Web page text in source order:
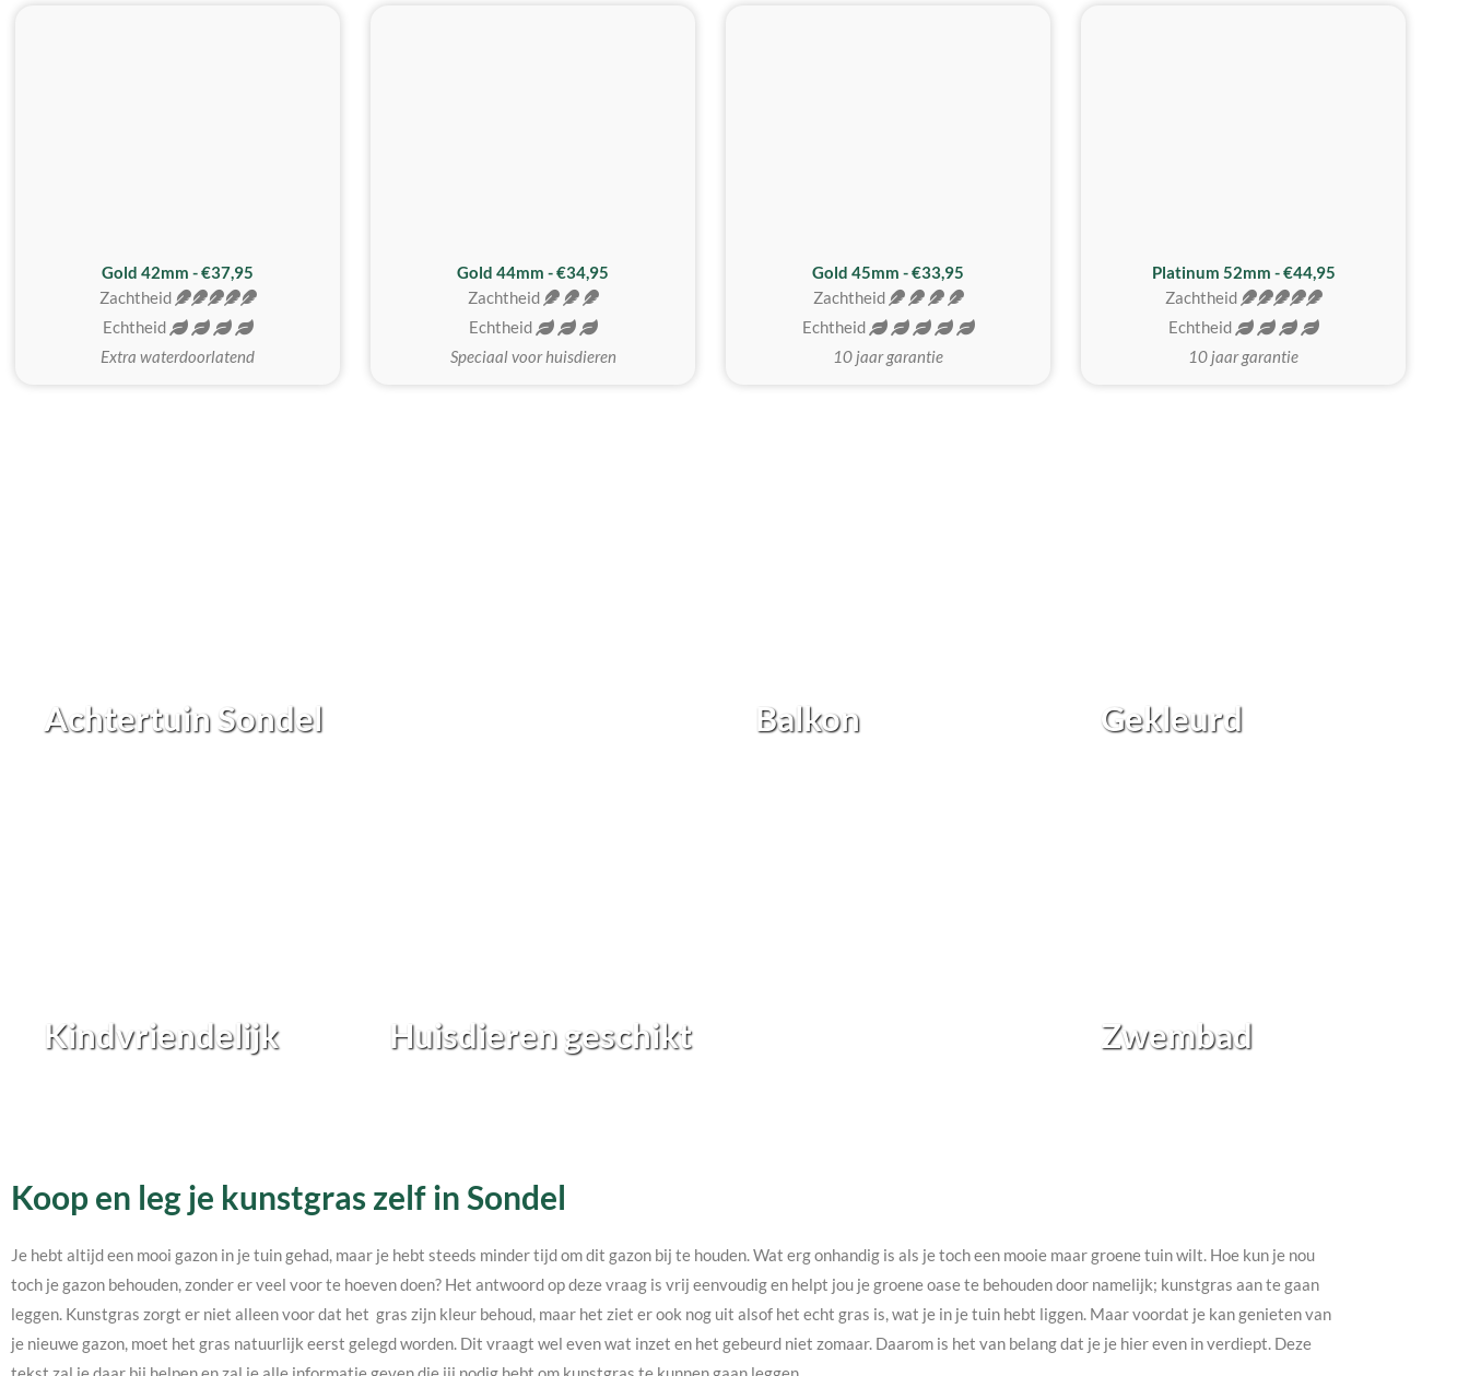
Gold 42mm - €37,95
Zachtheid
Echtheid
Extra waterdoorlatend
Gold 44mm - €34,95
Zachtheid
Echtheid
Speciaal voor huisdieren
Gold 45mm - €33,95
Zachtheid
Echtheid
10 jaar garantie
Platinum 52mm - €44,95
Zachtheid
Echtheid
10 jaar garantie
Achtertuin Sondel Balkon Gekleurd
Kindvriendelijk Huisdieren geschikt Zwembad
Koop en leg je kunstgras zelf in Sondel
Je hebt altijd een mooi gazon in je tuin gehad, maar je hebt steeds minder tijd om dit gazon bij te houden. Wat erg onhandig is als je toch een mooie maar groene tuin wilt. Hoe kun je nou
toch je gazon behouden, zonder er veel voor te hoeven doen? Het antwoord op deze vraag is vrij eenvoudig en helpt jou je groene oase te behouden door namelijk; kunstgras aan te gaan
leggen. Kunstgras zorgt er niet alleen voor dat het gras zijn kleur behoud, maar het ziet er ook nog uit alsof het echt gras is, wat je in je tuin hebt liggen. Maar voordat je kan genieten van
je nieuwe gazon, moet het gras natuurlijk eerst gelegd worden. Dit vraagt wel even wat inzet en het gebeurd niet zomaar. Daarom is het van belang dat je je hier even in verdiept. Deze